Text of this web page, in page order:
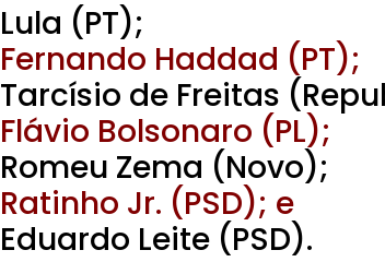
Lula (PT);
Fernando Haddad (PT);
Tarcísio de Freitas
Flávio Bolsonaro (PL);
Romeu Zema (Novo);
Ratinho Jr. (PSD); e
Eduardo Leite (PSD).